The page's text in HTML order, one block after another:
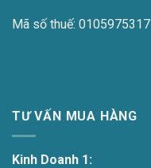
Mã số thuế: 0105975317
TƯ VẤN MUA HÀNG
Kinh Doanh 1: